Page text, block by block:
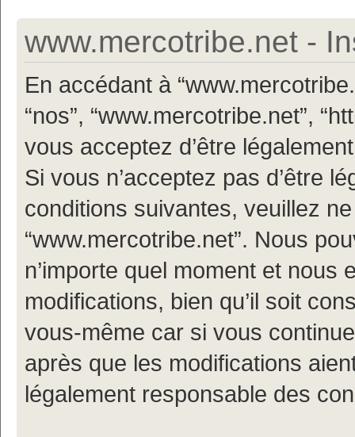
www.mercotribe.net -
En accédant à
“nos”, “www.mercotribe.net”,
vous acceptez d’être
Si vous n’acceptez pas d’être
conditions suivantes, veuillez
“www.mercotribe.net”. Nous
n’importe quel moment et
modifications, bien qu’il soit
vous-même car si vous
après que les modifications
légalement responsable des